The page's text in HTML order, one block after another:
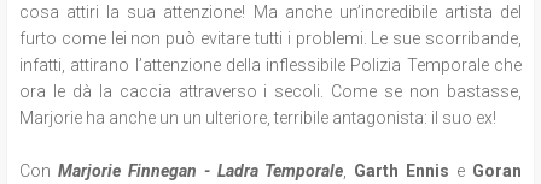
cosa attiri la sua attenzione! Ma anche un’incredibile artista del
furto come lei non può evitare tutti i problemi. Le sue scorribande,
infatti, attirano l’attenzione della inflessibile Polizia Temporale che
ora le dà la caccia attraverso i secoli. Come se non bastasse,
Marjorie ha anche un un ulteriore, terribile antagonista: il suo ex!
Con Marjorie Finnegan - Ladra Temporale Garth Ennis e Goran